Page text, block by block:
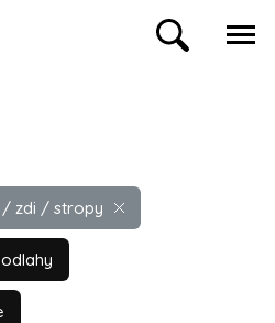
/ zdi / stropy